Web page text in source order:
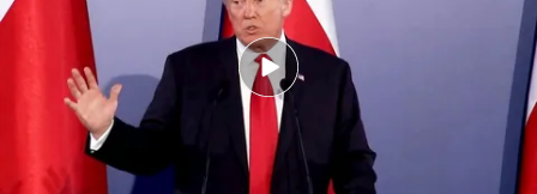
Analizamos las fake news.
Compartir